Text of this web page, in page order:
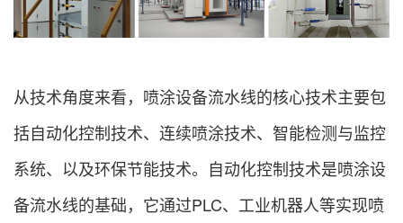
从技术角度来看，喷涂设备流水线的核心技术主要包
括自动化控制技术、连续喷涂技术、智能检测与监控
系统、以及环保节能技术。自动化控制技术是喷涂设
备流水线的基础，它通过PLC、工业机器人等实现喷